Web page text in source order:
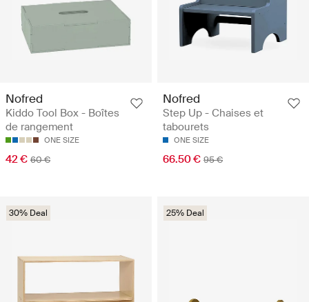
Nofred
Kiddo Tool Box - Boîtes
de rangement
ONE SIZE
42 € 60 €
Nofred
Step Up - Chaises et
tabourets
ONE SIZE
66.50 € 95 €
30% Deal 25% Deal